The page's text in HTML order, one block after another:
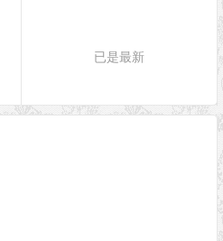
已是最新